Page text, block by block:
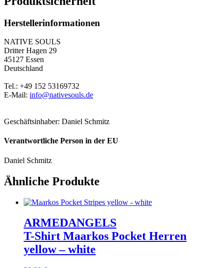
Herstellerinformationen
NATIVE SOULS
Dritter Hagen 29
45127 Essen
Deutschland
Tel.: +49 152 53169732
E-Mail: info@nativesouls.de
Geschäftsinhaber: Daniel Schmitz
Verantwortliche Person in der EU
Daniel Schmitz
Ähnliche Produkte
ARMEDANGELS
T-Shirt Maarkos Pocket Herren
yellow – white